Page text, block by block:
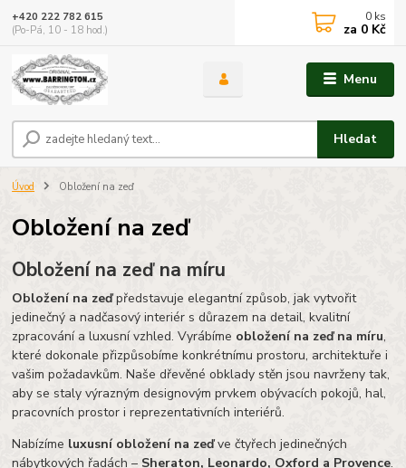
Menu
Hledat
+420 222 782 615
(Po-Pá, 10 - 18 hod.)
0 ks
za 0 Kč
Úvod Obložení na zeď
Obložení na zeď
Obložení na zeď na míru
Obložení na zeďpředstavuje elegantní způsob, jak vytvořit
jedinečný a nadčasový interiér s důrazem na detail, kvalitní
zpracování a luxusní vzhled. Vyrábíme obložení na zeď na míru,
které dokonale přizpůsobíme konkrétnímu prostoru, architektuře i
vašim požadavkům. Naše dřevěné obklady stěn jsou navrženy tak,
aby se staly výrazným designovým prvkem obývacích pokojů, hal,
pracovních prostor i reprezentativních interiérů.
Nabízíme luxusní obložení na zeďve čtyřech jedinečných
nábytkových řadách – Sheraton, Leonardo, Oxford a Provence.